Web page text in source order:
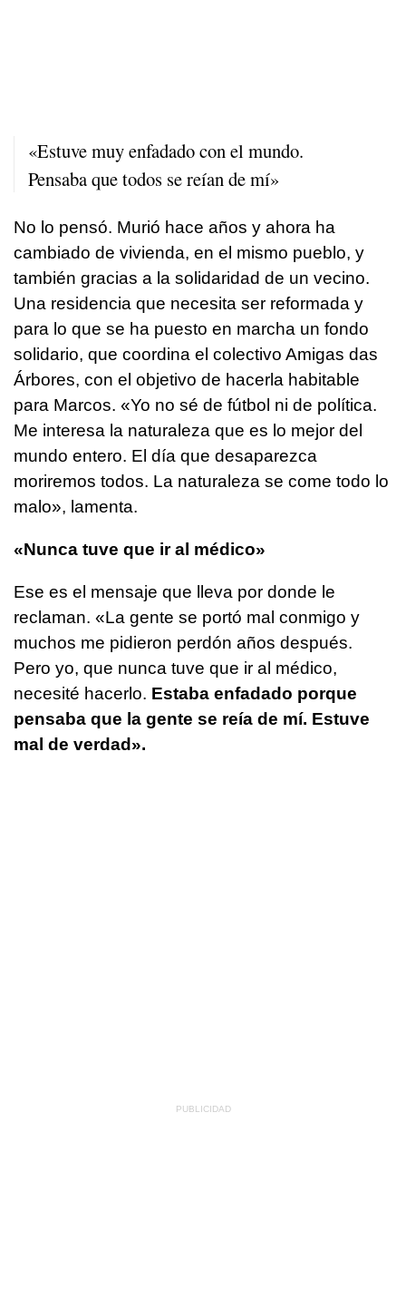
«Estuve muy enfadado con el mundo.
Pensaba que todos se reían de mí»
No lo pensó. Murió hace años y ahora ha
cambiado de vivienda, en el mismo pueblo, y
también gracias a la solidaridad de un vecino.
Una residencia que necesita ser reformada y
para lo que se ha puesto en marcha un fondo
solidario, que coordina el colectivo Amigas das
Árbores, con el objetivo de hacerla habitable
para Marcos. «Yo no sé de fútbol ni de política.
Me interesa la naturaleza que es lo mejor del
mundo entero. El día que desaparezca
moriremos todos. La naturaleza se come todo lo
malo», lamenta.
«Nunca tuve que ir al médico»
Ese es el mensaje que lleva por donde le
reclaman. «La gente se portó mal conmigo y
muchos me pidieron perdón años después.
Pero yo, que nunca tuve que ir al médico,
necesité hacerlo. Estaba enfadado porque
pensaba que la gente se reía de mí. Estuve
mal de verdad».